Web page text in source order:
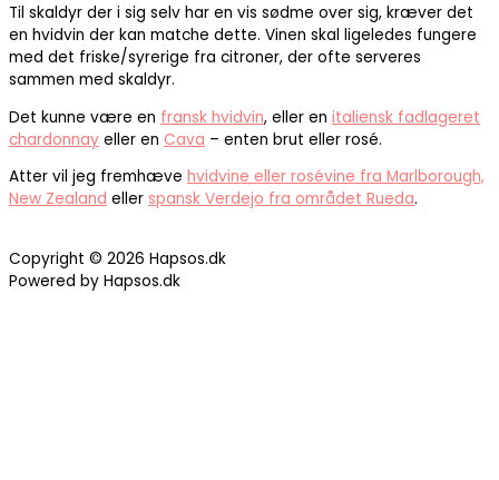
Til skaldyr der i sig selv har en vis sødme over sig, kræver det
en hvidvin der kan matche dette. Vinen skal ligeledes fungere
med det friske/syrerige fra citroner, der ofte serveres
sammen med skaldyr.
Det kunne være en fransk hvidvin, eller en italiensk fadlageret
chardonnay eller en Cava – enten brut eller rosé.
Atter vil jeg fremhæve hvidvine eller rosévine fra Marlborough,
New Zealand eller spansk Verdejo fra området Rueda.
Copyright © 2026 Hapsos.dk
Powered by Hapsos.dk